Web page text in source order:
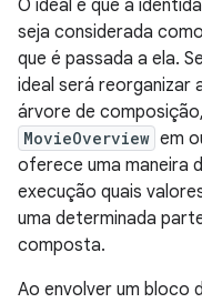
O ideal é que a
seja considerada
que é passada a ela.
ideal será reorganizar
árvore de
MovieOverview em
oferece uma maneira
execução quais
uma determinada
composta.
Ao envolver um bloco